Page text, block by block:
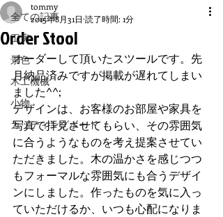
全ての記事
工房
景色
木工機械
小物
カッティングボード
Order Stool
tommy
2015年8月31日 読了時間: 1分
オーダーして頂いたスツールです。先
月納品済みですが掲載が遅れてしまい
ました^^;
デザインは、お客様のお部屋や家具を
写真で拝見させてもらい、その雰囲気
に合うようなものを考え提案させてい
ただきました。木の温かさを感じつつ
もフォーマルな雰囲気にも合うデザイ
ンにしました。作ったものを気に入っ
ていただけるか、いつも心配になりま